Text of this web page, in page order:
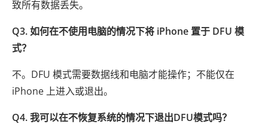
致所有数据丢失。
Q3. 如何在不使用电脑的情况下将 iPhone 置于 DFU 模
式？
不。DFU 模式需要数据线和电脑才能操作；不能仅在
iPhone 上进入或退出。
Q4. 我可以在不恢复系统的情况下退出DFU模式吗？